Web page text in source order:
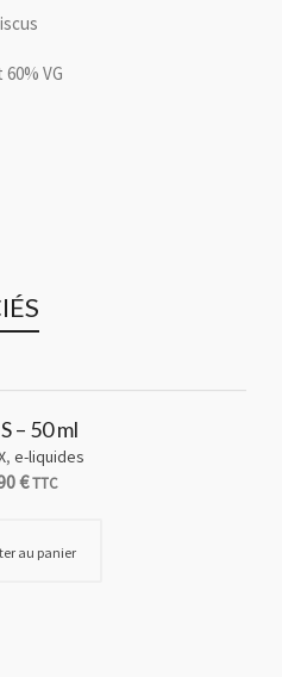
VG
– 50 ml
, e-liquides
€TTC
au panier